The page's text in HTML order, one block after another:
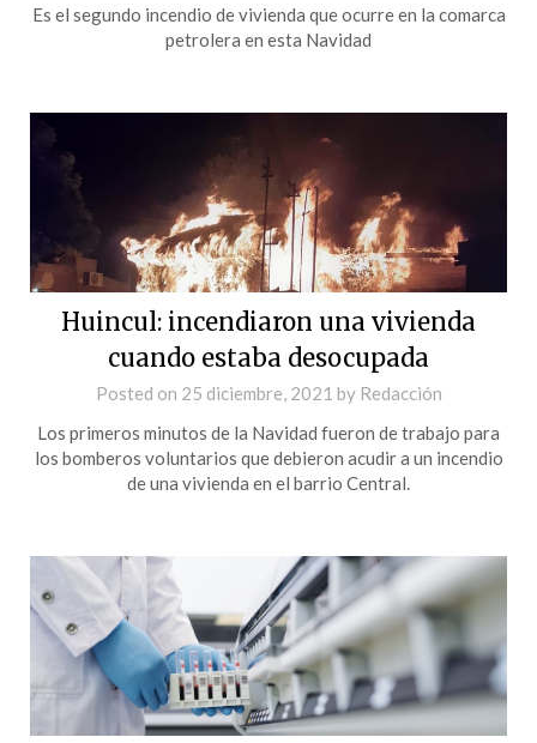
Es el segundo incendio de vivienda que ocurre en la comarca
petrolera en esta Navidad
Huincul: incendiaron una vivienda
cuando estaba desocupada
Posted on 25 diciembre, 2021 by Redacción
Los primeros minutos de la Navidad fueron de trabajo para
los bomberos voluntarios que debieron acudir a un incendio
de una vivienda en el barrio Central.